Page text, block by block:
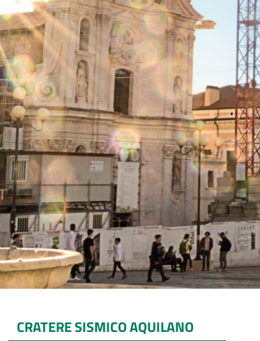
CRATERE SISMICO AQUILANO